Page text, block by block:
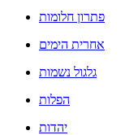
פתרון חלומות
אחרית הימים
גלגול נשמות
הפלות
יהדות